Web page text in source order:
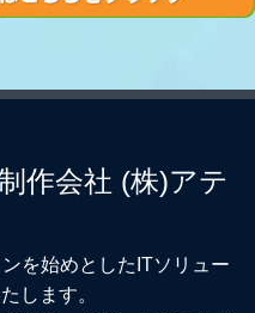
作会社 (株)アテ
を始めとしたITソリュー
します。